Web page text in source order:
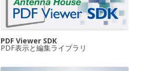
PDF Viewer SDK
PDF表示と編集ライブラリ